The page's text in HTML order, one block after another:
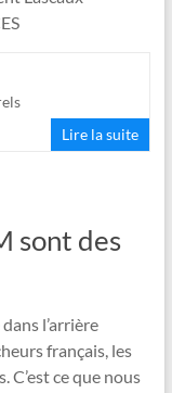
Lire la suite
sont des
l’arrière
français, les
C’est ce que nous